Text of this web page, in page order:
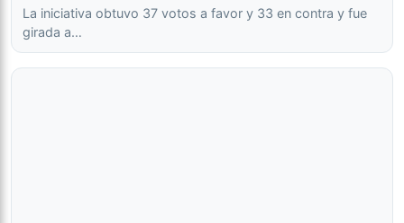
La iniciativa obtuvo 37 votos a favor y 33 en contra y fue
girada a…